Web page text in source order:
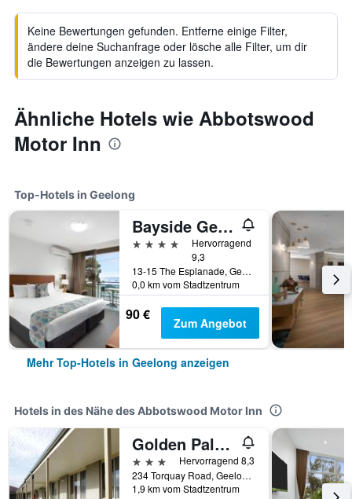
Keine Bewertungen gefunden. Entferne einige Filter,
ändere deine Suchanfrage oder lösche alle Filter, um dir
die Bewertungen anzeigen zu lassen.
Ähnliche Hotels wie Abbotswood
Motor Inn
Top-Hotels in Geelong
Bayside Geelong Hotel & Apartments, an Ascend Collection Hotel
4 Sterne
Hervorragend
9,3
13-15 The Esplanade, Geelong, VIC, Australien
0,0 km vom Stadtzentrum
90 € Zum Angebot
Mehr Top-Hotels in Geelong anzeigen
Hotels in des Nähe des Abbotswood Motor Inn
Golden Palms Motel
3 Sterne
Hervorragend 8,3
234 Torquay Road, Geelong, VIC, Australien
1,9 km vom Stadtzentrum